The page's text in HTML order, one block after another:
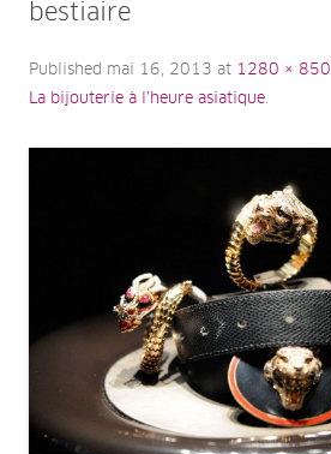
bestiaire
Published mai 16, 2013 at 1280 × 850
La bijouterie à l’heure asiatique.